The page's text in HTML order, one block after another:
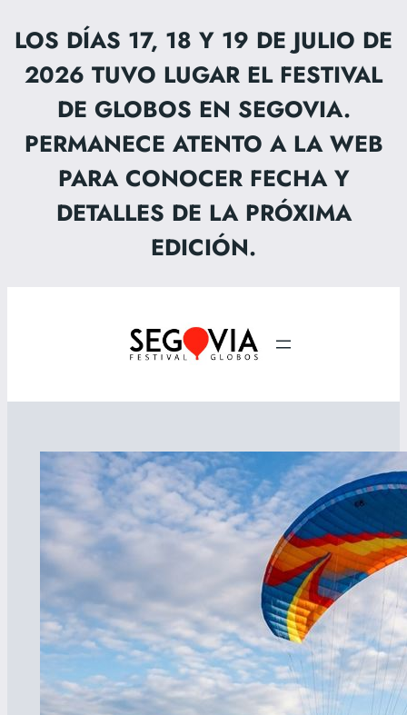
LOS DÍAS 17, 18 Y 19 DE JULIO DE
2026 TUVO LUGAR EL FESTIVAL
DE GLOBOS EN SEGOVIA.
PERMANECE ATENTO A LA WEB
PARA CONOCER FECHA Y
DETALLES DE LA PRÓXIMA
EDICIÓN.